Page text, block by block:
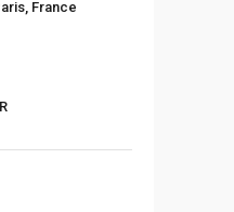
France